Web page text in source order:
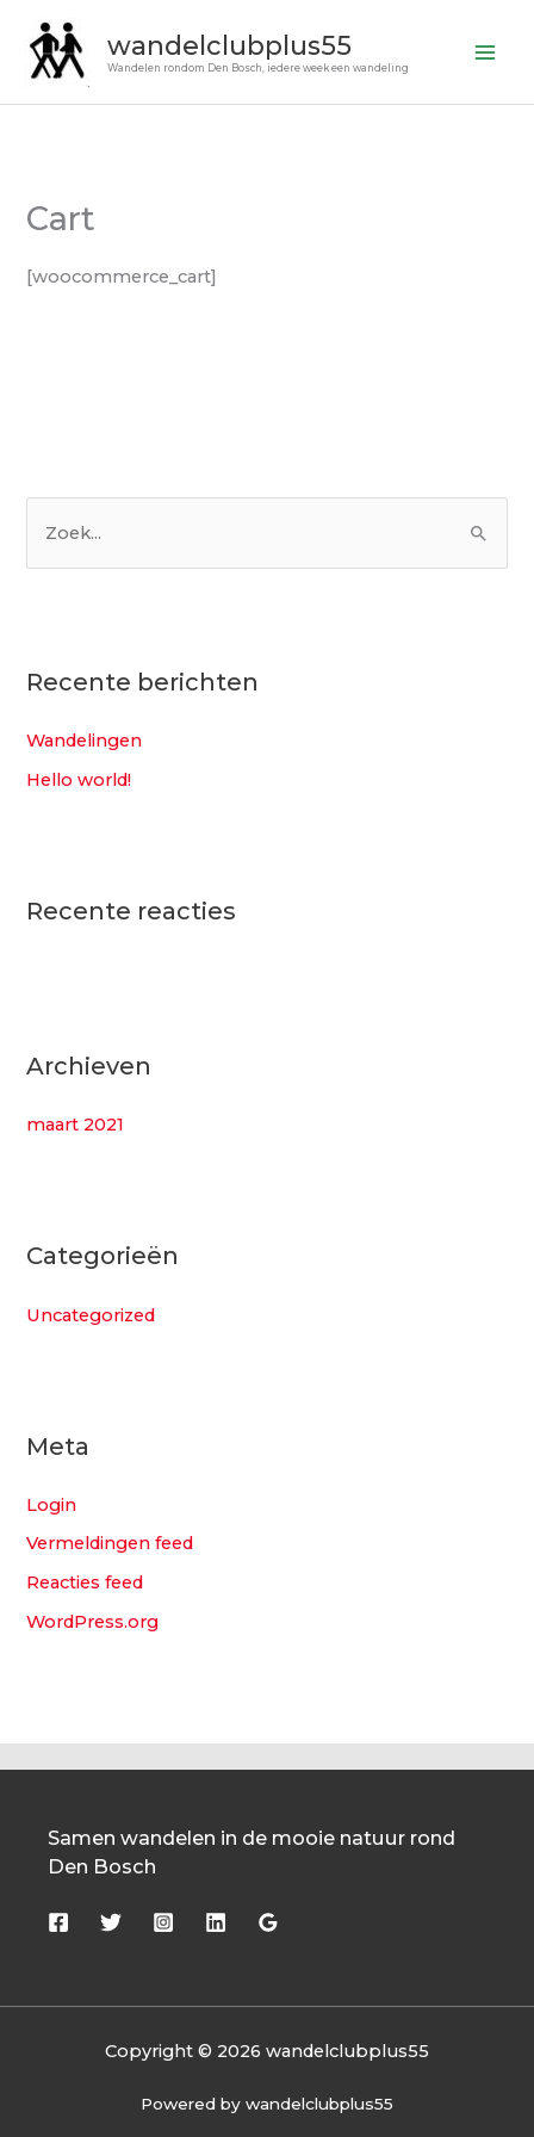
naar
de
wandelclubplus55
Wandelen rondom Den Bosch, iedere week een wandeling
Cart
[woocommerce_cart]
o
n
a
r
Recente berichten
Wandelingen
Hello world!
Recente reacties
Archieven
maart 2021
Categorieën
Uncategorized
Meta
Login
Vermeldingen feed
Reacties feed
WordPress.org
Samen wandelen in de mooie natuur rond
Den Bosch
Copyright © 2026 wandelclubplus55
Powered by wandelclubplus55